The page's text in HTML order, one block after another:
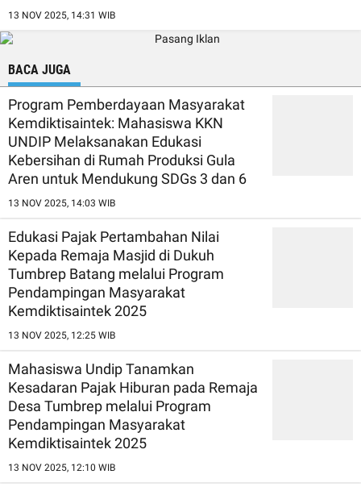
13 NOV 2025, 14:31 WIB
BACA JUGA
Program Pemberdayaan Masyarakat
Kemdiktisaintek: Mahasiswa KKN
UNDIP Melaksanakan Edukasi
Kebersihan di Rumah Produksi Gula
Aren untuk Mendukung SDGs 3 dan 6
13 NOV 2025, 14:03 WIB
Edukasi Pajak Pertambahan Nilai
Kepada Remaja Masjid di Dukuh
Tumbrep Batang melalui Program
Pendampingan Masyarakat
Kemdiktisaintek 2025
13 NOV 2025, 12:25 WIB
Mahasiswa Undip Tanamkan
Kesadaran Pajak Hiburan pada Remaja
Desa Tumbrep melalui Program
Pendampingan Masyarakat
Kemdiktisaintek 2025
13 NOV 2025, 12:10 WIB